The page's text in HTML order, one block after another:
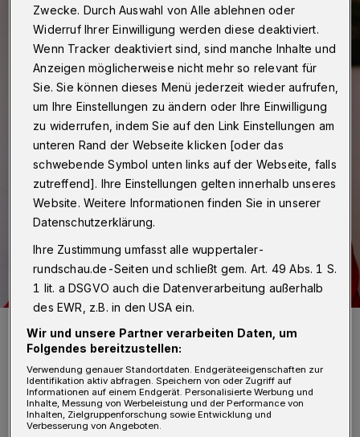
Foto: Landeskirchenamt
Zwecke. Durch Auswahl von Alle ablehnen oder
Widerruf Ihrer Einwilligung werden diese deaktiviert.
Wenn Tracker deaktiviert sind, sind manche Inhalte und
Anzeigen möglicherweise nicht mehr so relevant für
Sie. Sie können dieses Menü jederzeit wieder aufrufen,
um Ihre Einstellungen zu ändern oder Ihre Einwilligung
zu widerrufen, indem Sie auf den Link Einstellungen am
unteren Rand der Webseite klicken [oder das
schwebende Symbol unten links auf der Webseite, falls
zutreffend]. Ihre Einstellungen gelten innerhalb unseres
Website. Weitere Informationen finden Sie in unserer
Datenschutzerklärung.
Ihre Zustimmung umfasst alle wuppertaler-
rundschau.de-Seiten und schließt gem. Art. 49 Abs. 1 S.
1 lit. a DSGVO auch die Datenverarbeitung außerhalb
des EWR, z.B. in den USA ein.
Wir und unsere Partner verarbeiten Daten, um
Folgendes bereitzustellen:
Verwendung genauer Standortdaten. Endgeräteeigenschaften zur
Identifikation aktiv abfragen. Speichern von oder Zugriff auf
Informationen auf einem Endgerät. Personalisierte Werbung und
Inhalte, Messung von Werbeleistung und der Performance von
Inhalten, Zielgruppenforschung sowie Entwicklung und
Verbesserung von Angeboten.